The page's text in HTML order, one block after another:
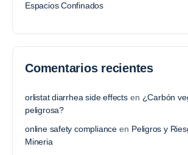
Espacios Confinados
Comentarios recientes
orlistat diarrhea side effectsen ¿Carbón
peligrosa?
online safety complianceen Peligros y
Mineria